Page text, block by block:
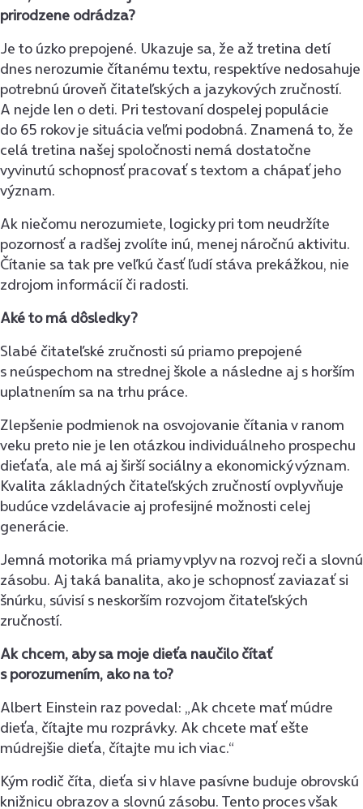
prirodzene odrádza?
Je to úzko prepojené. Ukazuje sa, že až tretina detí
dnes nerozumie čítanému textu, respektíve nedosahuje
potrebnú úroveň čitateľských a jazykových zručností.
A nejde len o deti. Pri testovaní dospelej populácie
do 65 rokov je situácia veľmi podobná. Znamená to, že
celá tretina našej spoločnosti nemá dostatočne
vyvinutú schopnosť pracovať s textom a chápať jeho
význam.
Ak niečomu nerozumiete, logicky pri tom neudržíte
pozornosť a radšej zvolíte inú, menej náročnú aktivitu.
Čítanie sa tak pre veľkú časť ľudí stáva prekážkou, nie
zdrojom informácií či radosti.
Aké to má dôsledky?
Slabé čitateľské zručnosti sú priamo prepojené
s neúspechom na strednej škole a následne aj s horším
uplatnením sa na trhu práce.
Zlepšenie podmienok na osvojovanie čítania v ranom
veku preto nie je len otázkou individuálneho prospechu
dieťaťa, ale má aj širší sociálny a ekonomický význam.
Kvalita základných čitateľských zručností ovplyvňuje
budúce vzdelávacie aj profesijné možnosti celej
generácie.
Jemná motorika má priamy vplyv na rozvoj reči a slovnú
zásobu. Aj taká banalita, ako je schopnosť zaviazať si
šnúrku, súvisí s neskorším rozvojom čitateľských
zručností.
Ak chcem, aby sa moje dieťa naučilo čítať
s porozumením, ako na to?
Albert Einstein raz povedal: „Ak chcete mať múdre
dieťa, čítajte mu rozprávky. Ak chcete mať ešte
múdrejšie dieťa, čítajte mu ich viac.“
Kým rodič číta, dieťa si v hlave pasívne buduje obrovskú
knižnicu obrazov a slovnú zásobu. Tento proces však